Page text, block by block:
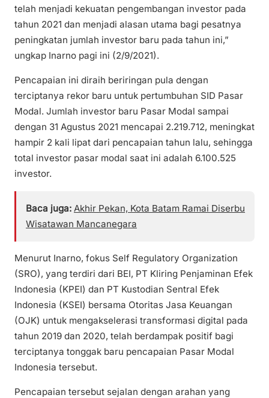
telah menjadi kekuatan pengembangan investor pada
tahun 2021 dan menjadi alasan utama bagi pesatnya
peningkatan jumlah investor baru pada tahun ini,”
ungkap Inarno pagi ini (2/9/2021).
Pencapaian ini diraih beriringan pula dengan
terciptanya rekor baru untuk pertumbuhan SID Pasar
Modal. Jumlah investor baru Pasar Modal sampai
dengan 31 Agustus 2021 mencapai 2.219.712, meningkat
hampir 2 kali lipat dari pencapaian tahun lalu, sehingga
total investor pasar modal saat ini adalah 6.100.525
investor.
Baca juga: Akhir Pekan, Kota Batam Ramai Diserbu
Wisatawan Mancanegara
Menurut Inarno, fokus Self Regulatory Organization
(SRO), yang terdiri dari BEI, PT Kliring Penjaminan Efek
Indonesia (KPEI) dan PT Kustodian Sentral Efek
Indonesia (KSEI) bersama Otoritas Jasa Keuangan
(OJK) untuk mengakselerasi transformasi digital pada
tahun 2019 dan 2020, telah berdampak positif bagi
terciptanya tonggak baru pencapaian Pasar Modal
Indonesia tersebut.
Pencapaian tersebut sejalan dengan arahan yang